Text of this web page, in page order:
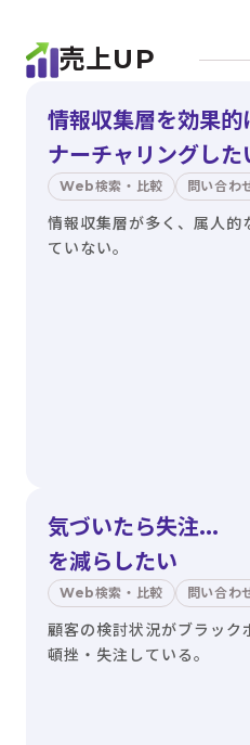
売上UP
情報収集層を効果的
ナーチャリングした
Web検索・比較 問い合わ
情報収集層が多く、属人的
ていない。
気づいたら失注...
を減らしたい
Web検索・比較 問い合わ
顧客の検討状況がブラック
頓挫・失注している。